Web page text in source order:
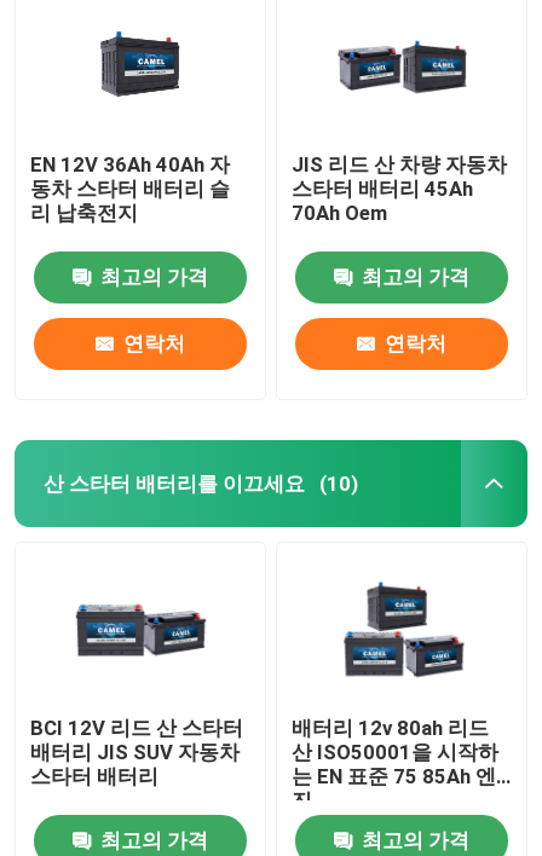
우리에 대하여
공장 여행
연락주세요
Group Website
EN 12V 36Ah 40Ah 자
동차 스타터 배터리 슬
리 납축전지
최고의 가격
연락처
JIS 리드 산 차량 자동차
스타터 배터리 45Ah
70Ah Oem
최고의 가격
연락처
산 스타터 배터리를 이끄세요 (10)
BCI 12V 리드 산 스타터
배터리 JIS SUV 자동차
스타터 배터리
최고의 가격
배터리 12v 80ah 리드
산 ISO50001을 시작하
는 EN 표준 75 85Ah 엔
진
최고의 가격